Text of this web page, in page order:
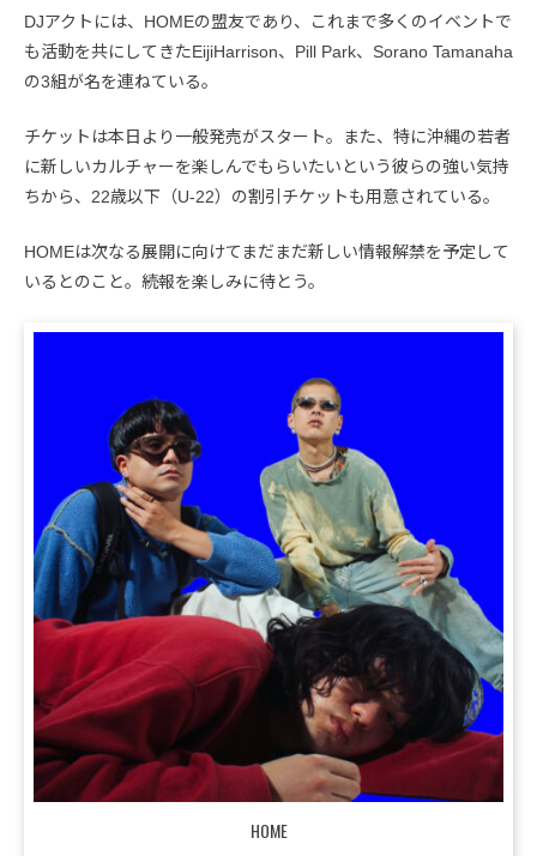
DJアクトには、HOMEの盟友であり、これまで多くのイベントで
も活動を共にしてきたEijiHarrison、Pill Park、Sorano Tamanaha
の3組が名を連ねている。
チケットは本日より一般発売がスタート。また、特に沖縄の若者
に新しいカルチャーを楽しんでもらいたいという彼らの強い気持
ちから、22歳以下（U-22）の割引チケットも用意されている。
HOMEは次なる展開に向けてまだまだ新しい情報解禁を予定して
いるとのこと。続報を楽しみに待とう。
HOME